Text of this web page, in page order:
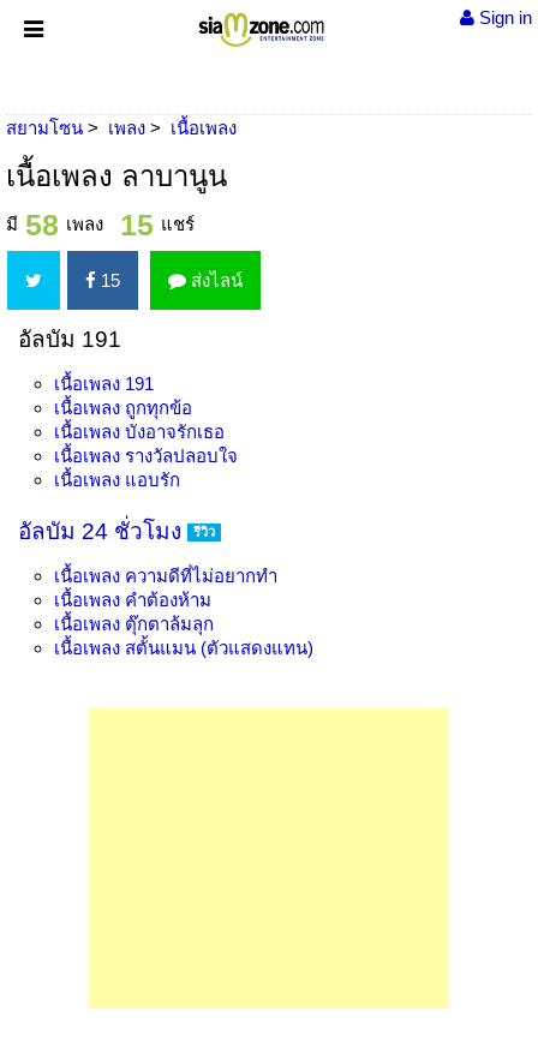
Sign in
สยามโซน เพลง เนื้อเพลง
เนื้อเพลง ลาบานูน
มี 58 เพลง 15 แชร์
15 ส่งไลน์
อัลบัม 191
เนื้อเพลง 191
เนื้อเพลง ถูกทุกข้อ
เนื้อเพลง บังอาจรักเธอ
เนื้อเพลง รางวัลปลอบใจ
เนื้อเพลง แอบรัก
อัลบัม 24 ชั่วโมง รีวิว
เนื้อเพลง ความดีที่ไม่อยากทำ
เนื้อเพลง คำต้องห้าม
เนื้อเพลง ตุ๊กตาล้มลุก
เนื้อเพลง สตั้นแมน (ตัวแสดงแทน)